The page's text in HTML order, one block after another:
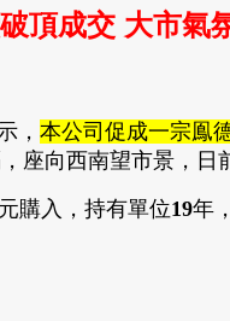
頂成交 大市氣
， 本公司促成一宗鳯
座向西南望市景 ，日
購入 ， 持有單位19年